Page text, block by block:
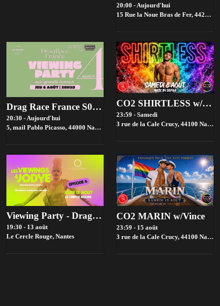
20:00 - Aujourd'hui
15 Rue la Noue Bras de Fer, 44200 Nantes, France,
Drag Race France S04 - Viewing Party (Épisode 5) | Les Brassés
20:30 - Aujourd'hui
5, mail Pablo Picasso, 44000 Nantes, France,
Nantes
CO2 SHIRTLESS w/Defra
23:59 - Samedi
3 rue de la Cale Crucy, 44100 Nantes, France,
Viewing Party - Drag race france Saison 4 - Episode 6
19:30 - 13 août
Le Cercle Rouge, Nantes
CO2 MARIN w/Vince
23:59 - 15 août
3 rue de la Cale Crucy, 44100 Nantes, France,